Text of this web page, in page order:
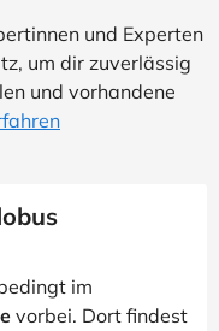
und Experten
um dir zuverlässig
und vorhandene
im
vorbei. Dort findest